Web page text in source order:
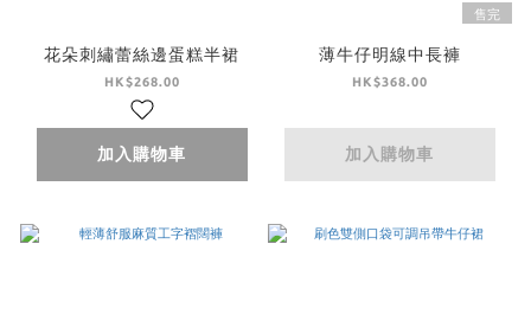
花朵刺繡蕾絲邊蛋糕半裙
HK$268.00
加入購物車
售完
薄牛仔明線中長褲
HK$368.00
加入購物車